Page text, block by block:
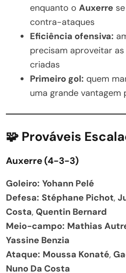
enquanto o Auxerre
contra-ataques
Eficiência ofensiva:
precisam aproveitar
criadas
Primeiro gol: quem
uma grande vantagem
🧩 Prováveis
Auxerre (4-3-3)
Goleiro: Yohann Pelé
Defesa: Stéphane Pichot,
Costa, Quentin Bernard
Meio-campo: Mathias
Yassine Benzia
Ataque: Moussa Konaté,
Nuno Da Costa